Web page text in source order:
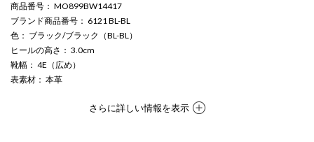
商品番号 ： MO899BW14417
ブランド商品番号 ： 6121 BL-BL
色 ： ブラック/ブラック（BL-BL）
ヒールの高さ ： 3.0cm
靴幅 ： 4E（広め）
表素材 ： 本革
さらに詳しい情報を表示